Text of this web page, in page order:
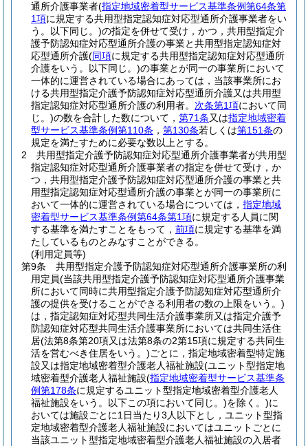
通所介護事業者(指定地域密着型サービス基準条例第64条第
1項に規定する共用型指定認知症対応型通所介護事業者をい
う。以下同じ。)の指定を併せて受け，かつ，共用型指定介
護予防認知症対応型通所介護の事業と共用型指定認知症対
応型通所介護(同項に規定する共用型指定認知症対応型通所
介護をいう。以下同じ。)の事業とが同一の事業所において
一体的に運営されている場合にあっては，当該事業所にお
ける共用型指定介護予防認知症対応型通所介護又は共用型
指定認知症対応型通所介護の利用者。 次条第1項において同
じ。)の数を合計した数について， 第71条又は指定地域密着
型サービス基準条例第110条 ， 第130条若しくは第151条の
規定を満たすために必要な数以上とする。
2
共用型指定介護予防認知症対応型通所介護事業者が共用型
指定認知症対応型通所介護事業者の指定を併せて受け，か
つ，共用型指定介護予防認知症対応型通所介護の事業と共
用型指定認知症対応型通所介護の事業とが同一の事業所に
おいて一体的に運営されている場合については， 指定地域
密着型サービス基準条例第64条第1項に規定する人員に関
する基準を満たすことをもって， 前項に規定する基準を満
たしているものとみなすことができる。
(利用定員等)
第9条
共用型指定介護予防認知症対応型通所介護事業所の利
用定員(当該共用型指定介護予防認知症対応型通所介護事業
所において同時に共用型指定介護予防認知症対応型通所介
護の提供を受けることができる利用者の数の上限をいう。)
は，指定認知症対応型共同生活介護事業所又は指定介護予
防認知症対応型共同生活介護事業所においては共同生活住
居(法第8条第20項又は法第8条の2第15項に規定する共同生
活を営むべき住居をいう。)ごとに，指定地域密着型特定施
設又は指定地域密着型介護老人福祉施設(ユニット型指定地
域密着型介護老人福祉施設(指定地域密着型サービス基準条
例第178条に規定するユニット型指定地域密着型介護老人
福祉施設をいう。以下この項において同じ。)を除く。)に
おいては施設ごとに1日当たり3人以下とし，ユニット型指
定地域密着型介護老人福祉施設においてはユニットごとに
当該ユニット型指定地域密着型介護老人福祉施設の入居者